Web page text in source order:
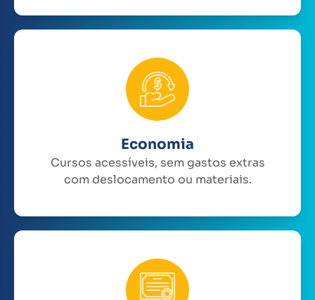
Economia
Cursos acessíveis, sem gastos extras
com deslocamento ou materiais.